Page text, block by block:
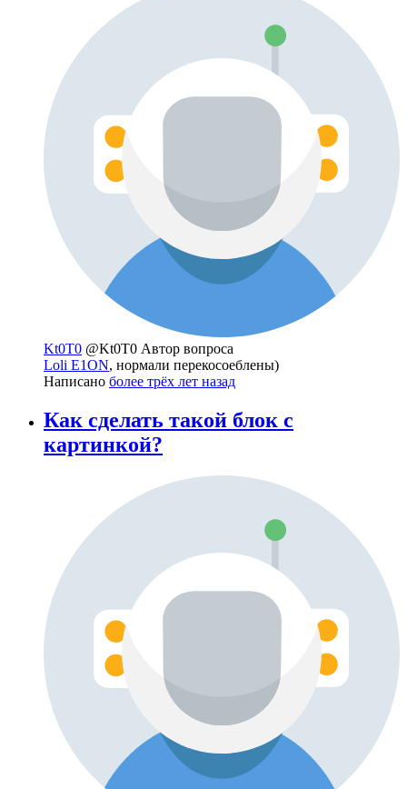
Kt0T0 @Kt0T0 Автор вопроса
Loli E1ON, нормали перекосоеблены)
Написано более трёх лет назад
Как сделать такой блок с
картинкой?